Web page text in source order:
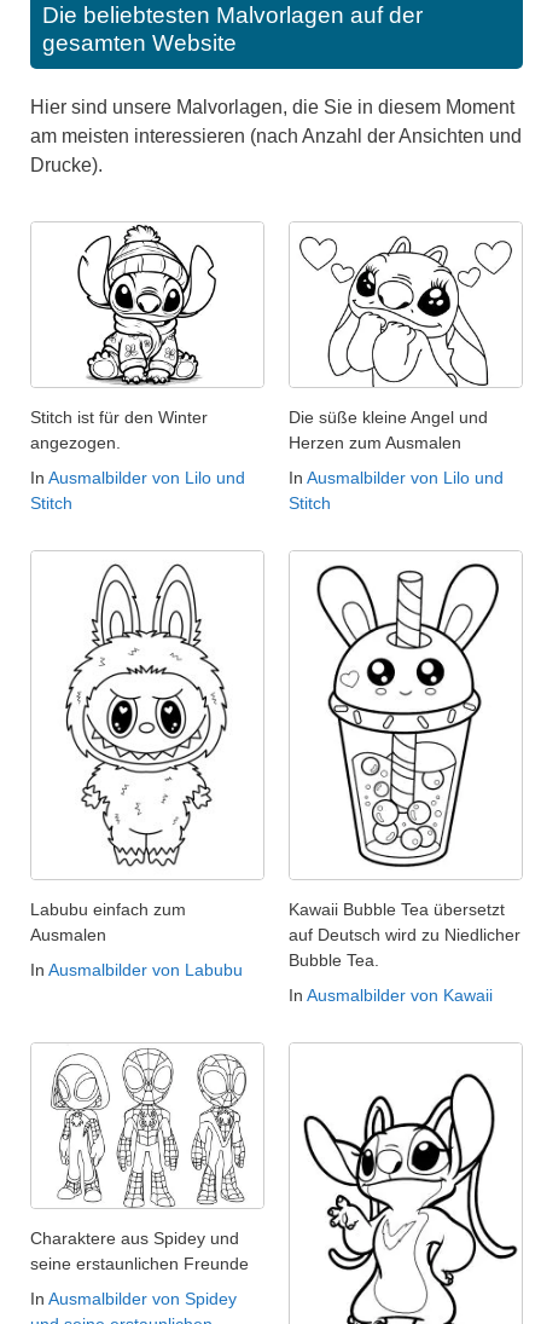
Die beliebtesten Malvorlagen auf der
gesamten Website
Hier sind unsere Malvorlagen, die Sie in diesem Moment
am meisten interessieren (nach Anzahl der Ansichten und
Drucke).
Stitch ist für den Winter
angezogen.
In Ausmalbilder von Lilo und
Stitch
Die süße kleine Angel und
Herzen zum Ausmalen
In Ausmalbilder von Lilo und
Stitch
Labubu einfach zum
Ausmalen
In Ausmalbilder von Labubu
Kawaii Bubble Tea übersetzt
auf Deutsch wird zu Niedlicher
Bubble Tea.
In Ausmalbilder von Kawaii
Charaktere aus Spidey und
seine erstaunlichen Freunde
In Ausmalbilder von Spidey